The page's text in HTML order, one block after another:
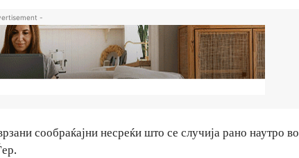
-
сообраќајни несреќи што се случија рано наутро во